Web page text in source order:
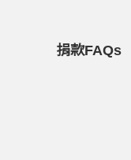
捐款FAQs